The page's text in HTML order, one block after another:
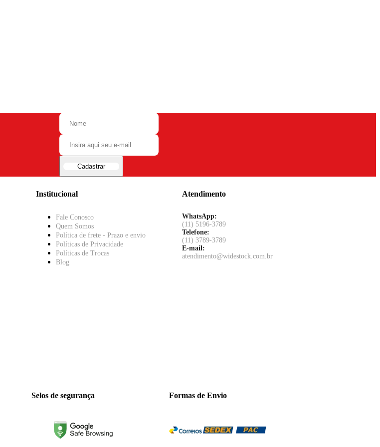
Cadastrar
Institucional
Fale Conosco
Quem Somos
Política de frete - Prazo e envio
Políticas de Privacidade
Políticas de Trocas
Blog
Atendimento
WhatsApp:
(11) 5196-3789
Telefone:
(11) 3789-3789
E-mail:
atendimento@widestock.com.br
Selos de segurança Formas de Envio